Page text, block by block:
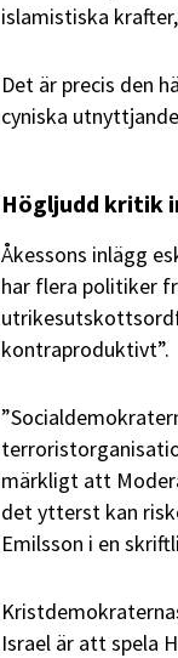
islamistiska
Det är precis den
cyniska
Högljudd kritik
Åkessons inlägg
har flera politiker
kontraproduktivt”.
märkligt att
det ytterst kan
Emilsson i en
Israel är att spela